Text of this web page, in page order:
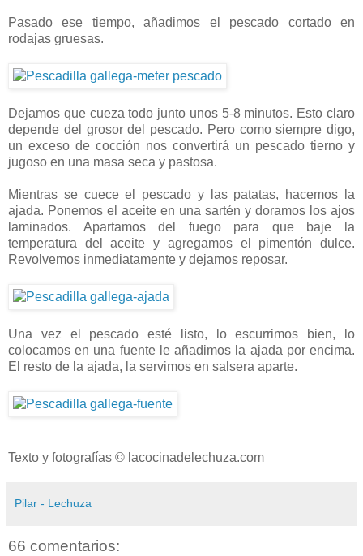
Pasado ese tiempo, añadimos el pescado cortado en
rodajas gruesas.
Dejamos que cueza todo junto unos 5-8 minutos. Esto claro
depende del grosor del pescado. Pero como siempre digo,
un exceso de cocción nos convertirá un pescado tierno y
jugoso en una masa seca y pastosa.
Mientras se cuece el pescado y las patatas, hacemos la
ajada. Ponemos el aceite en una sartén y doramos los ajos
laminados. Apartamos del fuego para que baje la
temperatura del aceite y agregamos el pimentón dulce.
Revolvemos inmediatamente y dejamos reposar.
Una vez el pescado esté listo, lo escurrimos bien, lo
colocamos en una fuente le añadimos la ajada por encima.
El resto de la ajada, la servimos en salsera aparte.
Texto y fotografías © lacocinadelechuza.com
Pilar - Lechuza
66 comentarios: